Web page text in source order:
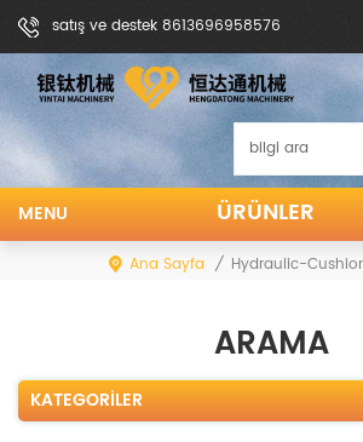
satış ve destek 8613696958576
ÜRÜNLER
MENU
Ana Sayfa / Hydraulic-
ARAMA
KATEGORILER